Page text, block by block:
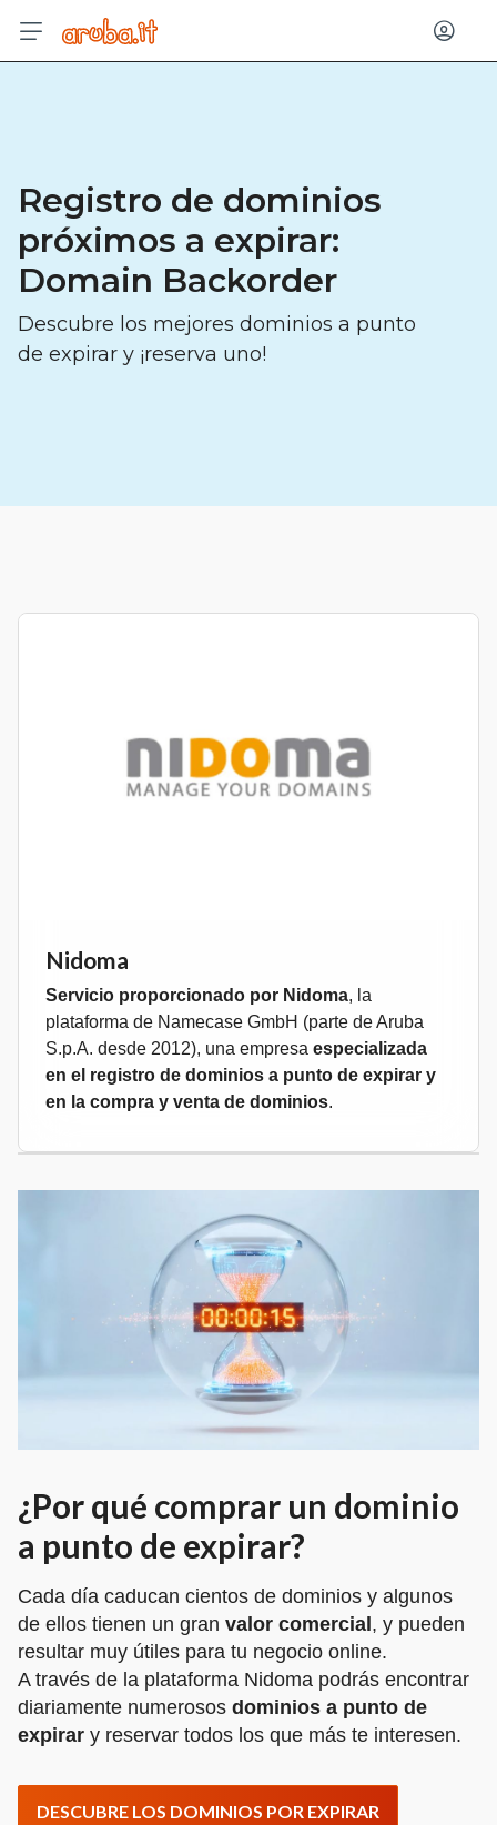
Entrar
Registro de dominios
próximos a expirar:
Domain Backorder
Descubre los mejores dominios a punto
de expirar y ¡reserva uno!
Nidoma
Servicio proporcionado por Nidoma, la
plataforma de Namecase GmbH (parte de Aruba
S.p.A. desde 2012), una empresa especializada
en el registro de dominios a punto de expirar y
en la compra y venta de dominios.
¿Por qué comprar un dominio
a punto de expirar?
Cada día caducan cientos de dominios y algunos
de ellos tienen un gran valor comercial, y pueden
resultar muy útiles para tu negocio online.
A través de la plataforma Nidoma podrás encontrar
diariamente numerosos dominios a punto de
expirar y reservar todos los que más te interesen.
DESCUBRE LOS DOMINIOS POR EXPIRAR